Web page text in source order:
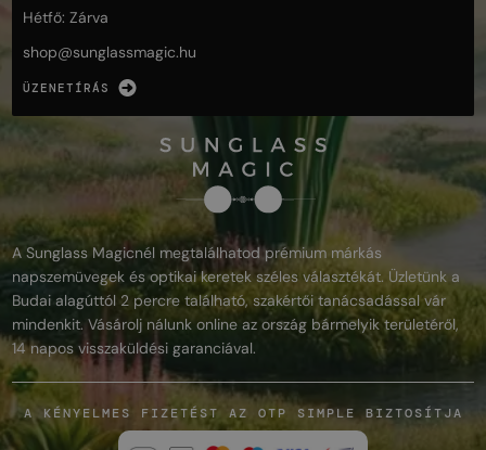
Hétfő: Zárva
shop@sunglassmagic.hu
ÜZENETÍRÁS
A Sunglass Magicnél megtalálhatod prémium márkás
napszemüvegek és optikai keretek széles választékát. Üzletünk a
Budai alagúttól 2 percre található, szakértői tanácsadással vár
mindenkit. Vásárolj nálunk online az ország bármelyik területéről,
14 napos visszaküldési garanciával.
A KÉNYELMES FIZETÉST AZ OTP SIMPLE BIZTOSÍTJA